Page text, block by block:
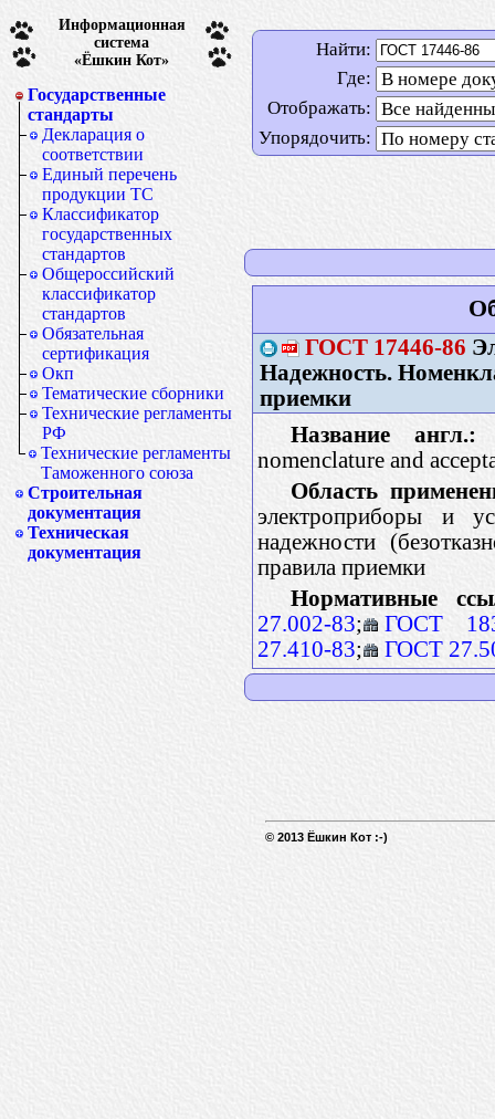
Информационная
система
«Ёшкин Кот»
Государственные
стандарты
Декларация о
соответствии
Единый перечень
продукции ТС
Классификатор
государственных
стандартов
Общероссийский
классификатор
стандартов
Обязательная
сертификация
Окп
Тематические сборники
Технические регламенты
РФ
Технические регламенты
Таможенного союза
Строительная
документация
Техническая
документация
Найти:
Где:
Отображать:
Упорядочить:
ГОСТ 17446-86
Надежность.
приемки
Название англ.:
nomenclature and
Область
электроприборы и
надежности
правила приемки
Нормативные
27.002-83;
ГОСТ
27.410-83; ГОСТ
© 2013 Ёшкин Кот :-)